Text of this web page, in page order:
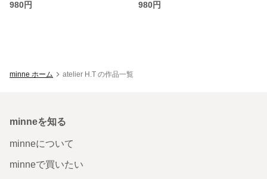
980円 980円
minne ホーム atelier H.T の作品一覧
minneを知る
minneについて
minneで買いたい